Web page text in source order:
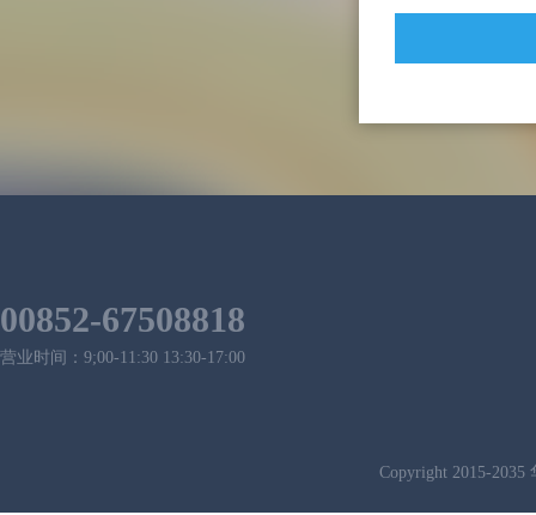
00852-67508818
营业时间：9;00-11:30 13:30-17:00
Copyright 2015-